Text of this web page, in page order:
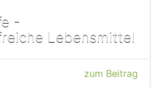
-
Lebensmittel
zum Beitrag